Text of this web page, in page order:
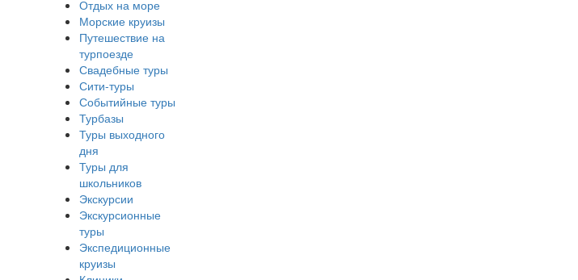
Отдых на море
Морские круизы
Путешествие на
турпоезде
Свадебные туры
Сити-туры
Событийные туры
Турбазы
Туры выходного
дня
Туры для
школьников
Экскурсии
Экскурсионные
туры
Экспедиционные
круизы